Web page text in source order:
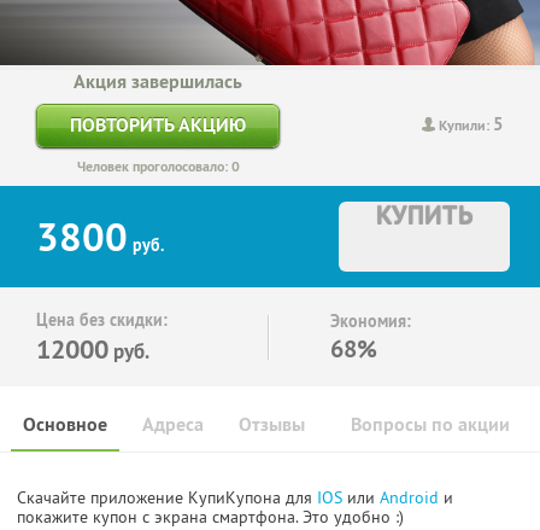
Купили: 5
Акция завершилась
ПОВТОРИТЬ АКЦИЮ
Человек проголосовало: 0
3800 руб.
КУПИТЬ
Цена без скидки:
12000 руб.
Экономия:
68%
Основное Отзывы Вопросы по акции
Адреса
Скачайте приложение КупиКупона для IOS или Android и
покажите купон с экрана смартфона. Это удобно :)